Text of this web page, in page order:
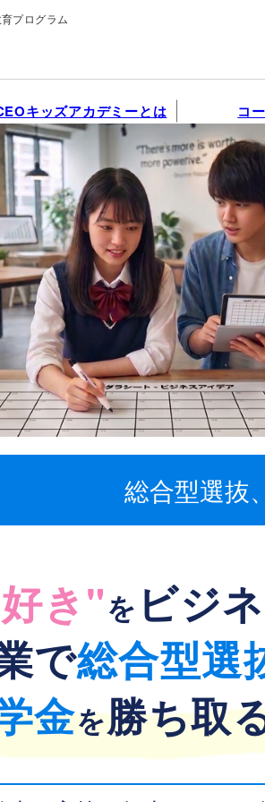
プログラム
キッズアカデミーとは コ
総合型選抜
き"を ビジ
で総合型選
金を勝ち取